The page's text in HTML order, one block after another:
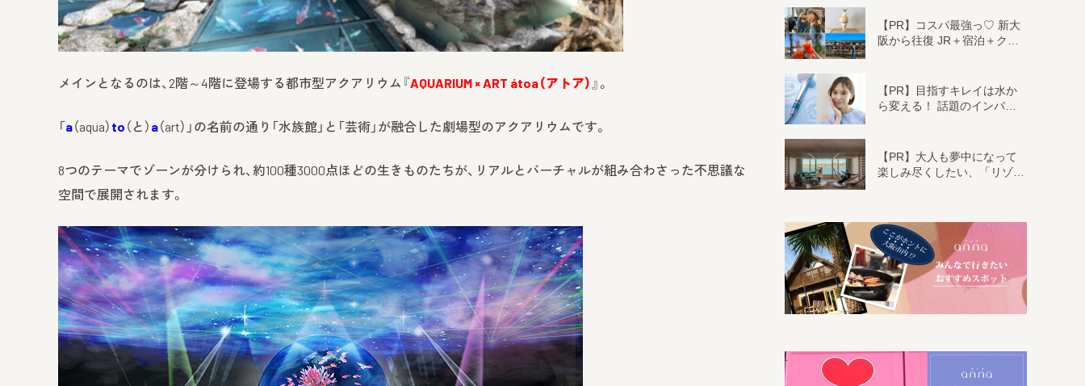
メインとなるのは、2階～4階に登場する都市型アクアリウム『AQUARIUM × ART átoa（アトア） 』。
「a（aqua） to （と） a（art）」の名前の通り「水族館」と「芸術」が融合した劇場型のアクアリウムです。
8つのテーマでゾーンが分けられ、約100種3000点ほどの生きものたちが、リアルとバーチャルが組み合わさった不思議な
空間で展開されます。
【PR】コスパ最強っ♡ 新大
阪から往復 JR＋宿泊＋ク…
【PR】目指すキレイは水か
ら変える！ 話題のインバ…
【PR】大人も夢中になって
楽しみ尽くしたい、「リゾ…